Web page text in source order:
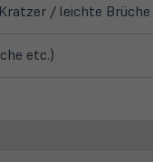
/ leichte
etc.)